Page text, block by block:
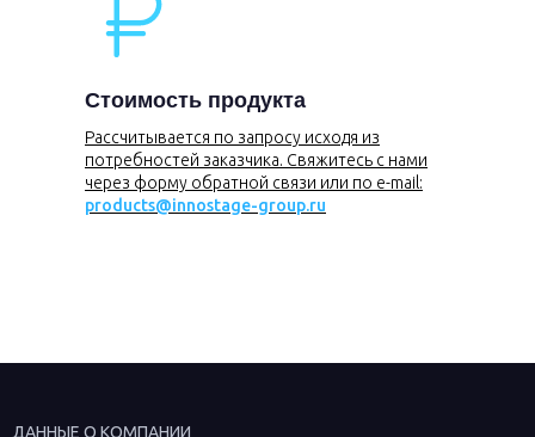
Стоимость продукта
Рассчитывается по запросу исходя из
потребностей заказчика. Свяжитесь с нами
через форму обратной связи или по e-mail:
products@innostage-group.ru
ДАННЫЕ О КОМПАНИИ